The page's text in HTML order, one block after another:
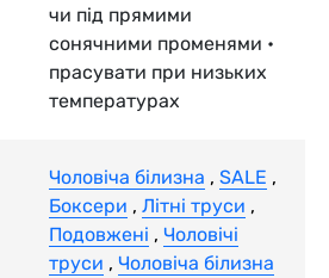
чи під прямими
сонячними променями •
прасувати при низьких
температурах
Чоловіча білизна , SALE ,
Боксери , Літні труси ,
Подовжені , Чоловічі
труси , Чоловіча білизна